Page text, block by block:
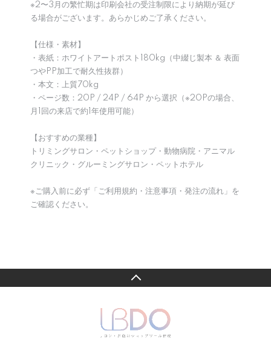
※2〜3月の繁忙期は印刷会社の受注制限により納期が延び
る場合がございます。あらかじめご了承ください。
【仕様・素材】
・表紙：ホワイトアートポスト180kg（中綴じ製本 ＆ 表面
つやPP加工で耐久性抜群）
・本文：上質70kg
・ページ数：20P / 24P / 64P から選択（※20Pの場合、
月1回の来店で約1年使用可能）
【おすすめの業種】
トリミングサロン・ペットショップ・動物病院・アニマル
クリニック・グルーミングサロン・ペットホテル
※ご購入前に必ず「ご利用規約・注意事項・発注の流れ」を
ご確認ください。